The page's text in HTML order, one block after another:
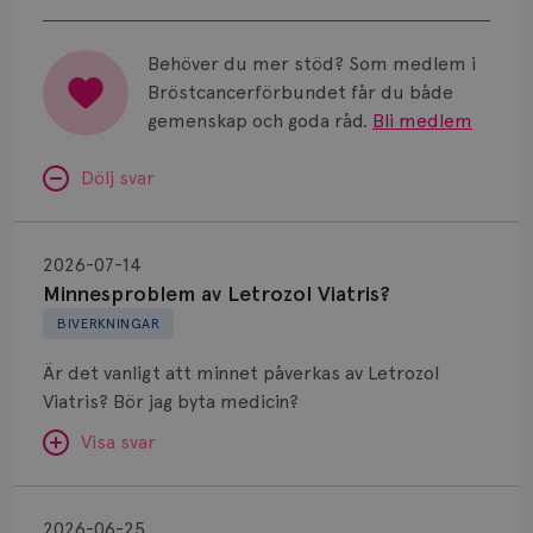
Behöver du mer stöd? Som medlem i
Bröstcancerförbundet får du både
gemenskap och goda råd. Bli medlem
Dölj svar
BIVERKNINGAR
Minnesproblem av Letrozol Viatris?
2026-07-14
Är det vanligt att minnet påverkas av Letrozol
Viatris? Bör jag byta medicin?
Visa svar
Letrozol
Viatris?
kring